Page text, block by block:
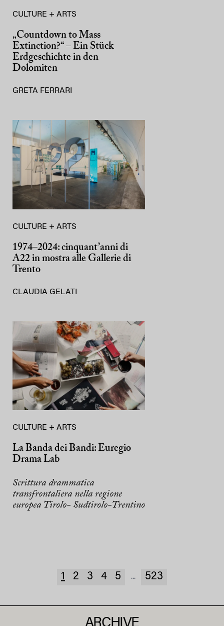
CULTURE + ARTS
„Countdown to Mass
Extinction?“ – Ein Stück
Erdgeschichte in den
Dolomiten
GRETA FERRARI
CULTURE + ARTS
1974–2024: cinquant’anni di
A22 in mostra alle Gallerie di
Trento
CLAUDIA GELATI
CULTURE + ARTS
La Banda dei Bandi: Euregio
Drama Lab
Scrittura drammatica
transfrontaliera nella regione
europea Tirolo- Sudtirolo-Trentino
1 2 3 4 5 ... 523